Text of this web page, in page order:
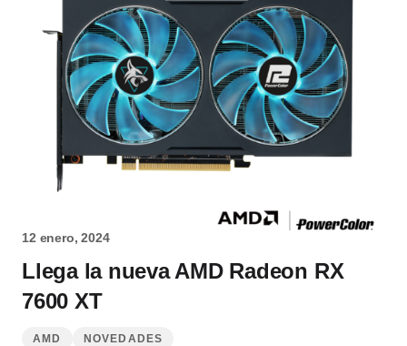
12 enero, 2024
Llega la nueva AMD Radeon RX
7600 XT
AMD NOVEDADES